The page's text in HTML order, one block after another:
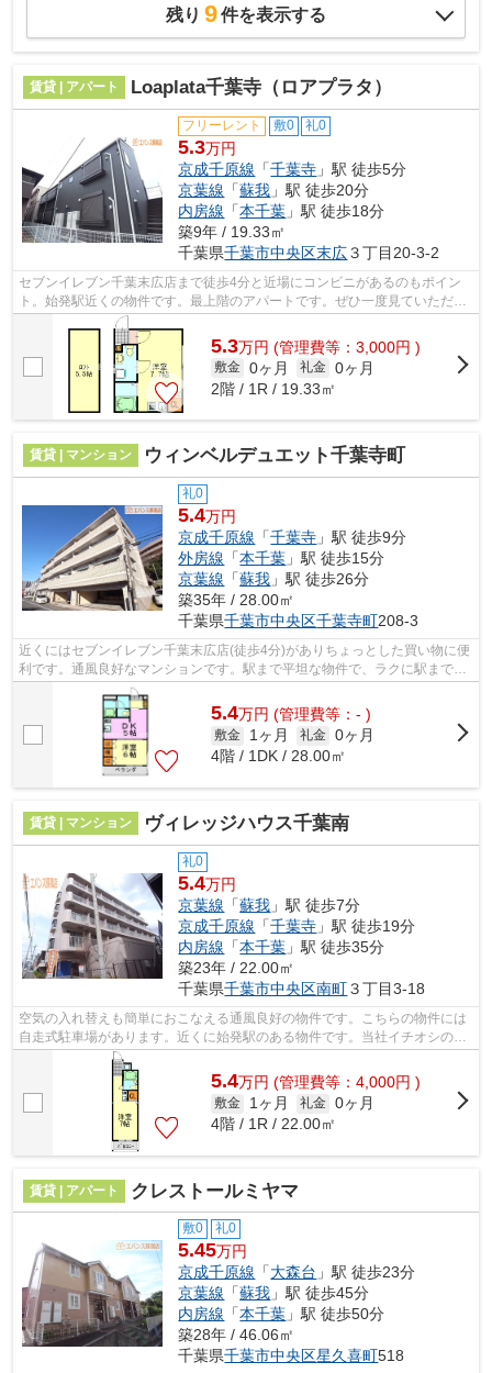
残り 9件を表示する
賃貸 | アパート Loaplata千葉寺（ロアプラタ）
フリーレント 敷0 礼0
5.3万円
京成千原線 「千葉寺 」駅 徒歩5分
京葉線 「蘇我 」駅 徒歩20分
内房線 「本千葉 」駅 徒歩18分
築9年 / 19.33㎡
千葉県千葉市中央区末広３丁目20-3-2
セブンイレブン千葉末広店まで徒歩4分と近場にコンビニがあるのもポイン
ト。始発駅近くの物件です。最上階のアパートです。ぜひ一度見ていただき
たい、「Loaplata千葉寺(ロアプラタ)」...
5.3万円 (管理費等：3,000円 )
敷金 0ヶ月 礼金 0ヶ月
2階 / 1R / 19.33㎡
賃貸 | マンション ウィンベルデュエット千葉寺町
礼0
5.4万円
京成千原線 「千葉寺 」駅 徒歩9分
外房線 「本千葉 」駅 徒歩15分
京葉線 「蘇我 」駅 徒歩26分
築35年 / 28.00㎡
千葉県千葉市中央区千葉寺町208-3
近くにはセブンイレブン千葉末広店(徒歩4分)がありちょっとした買い物に便
利です。通風良好なマンションです。駅まで平坦な物件で、ラクに駅まで移
動することができます。「ウィンベル...
5.4万円 (管理費等：- )
敷金 1ヶ月 礼金 0ヶ月
4階 / 1DK / 28.00㎡
賃貸 | マンション ヴィレッジハウス千葉南
礼0
5.4万円
京葉線 「蘇我 」駅 徒歩7分
京成千原線 「千葉寺 」駅 徒歩19分
内房線 「本千葉 」駅 徒歩35分
築23年 / 22.00㎡
千葉県千葉市中央区南町３丁目3-18
空気の入れ替えも簡単におこなえる通風良好の物件です。こちらの物件には
自走式駐車場があります。近くに始発駅のある物件です。当社イチオシの物
件の「ヴィレッジハウス千葉南」。ぜ...
5.4万円 (管理費等：4,000円 )
敷金 1ヶ月 礼金 0ヶ月
4階 / 1R / 22.00㎡
賃貸 | アパート クレストールミヤマ
敷0 礼0
5.45万円
京成千原線 「大森台 」駅 徒歩23分
京葉線 「蘇我 」駅 徒歩45分
内房線 「本千葉 」駅 徒歩50分
築28年 / 46.06㎡
千葉県千葉市中央区星久喜町518